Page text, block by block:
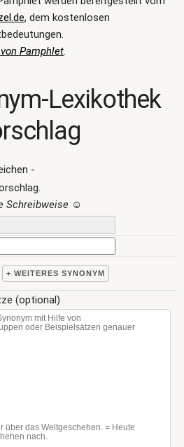
, dem kostenlosen
Pamphlet.
Lexikothek
-
Schreibweise ☺
+ WEITERES SYNONYM
(optional)